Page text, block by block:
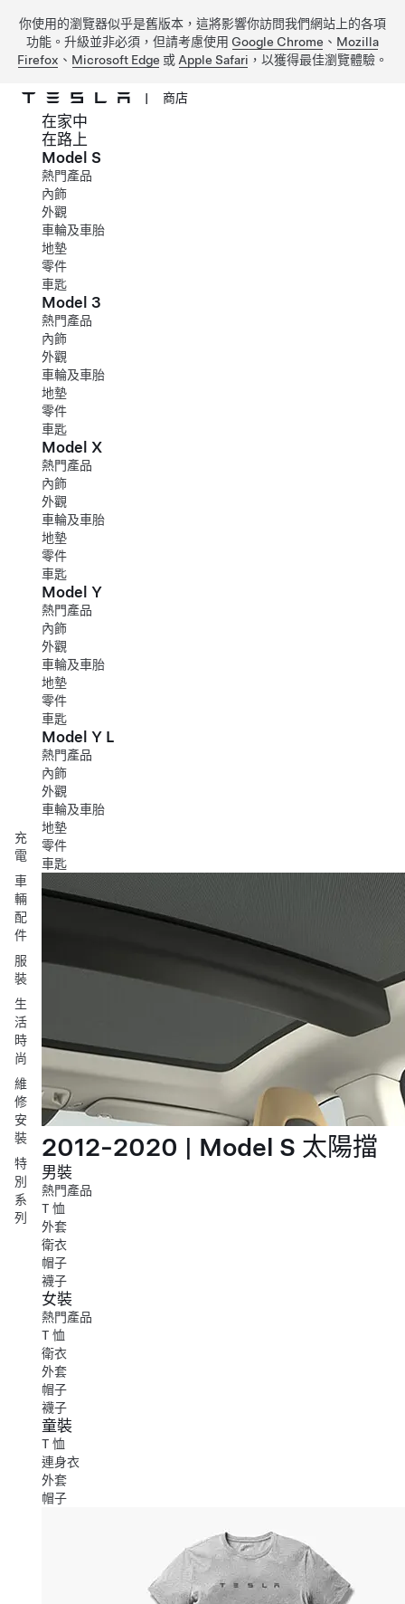
你使用的瀏覽器似乎是舊版本，這將影響你訪問我們網站上的各項
功能。升級並非必須，但請考慮使用 Google Chrome 、 Mozilla
Firefox 、 Microsoft Edge 或 Apple Safari ，以獲得最佳瀏覽體驗。
跳到主要內容
| 商店
充
電
車
輛
配
件
服
裝
生
活
時
尚
維
修
安
裝
特
別
系
列
在家中
在路上
Model S
熱門產品
內飾
外觀
車輪及車胎
地墊
零件
車匙
Model 3
熱門產品
內飾
外觀
車輪及車胎
地墊
零件
車匙
Model X
熱門產品
內飾
外觀
車輪及車胎
地墊
零件
車匙
Model Y
熱門產品
內飾
外觀
車輪及車胎
地墊
零件
車匙
Model Y L
熱門產品
內飾
外觀
車輪及車胎
地墊
零件
車匙
2012-2020 | Model S 太陽擋
男裝
熱門產品
T 恤
外套
衛衣
帽子
襪子
女裝
熱門產品
T 恤
衛衣
外套
帽子
襪子
童裝
T 恤
連身衣
外套
帽子